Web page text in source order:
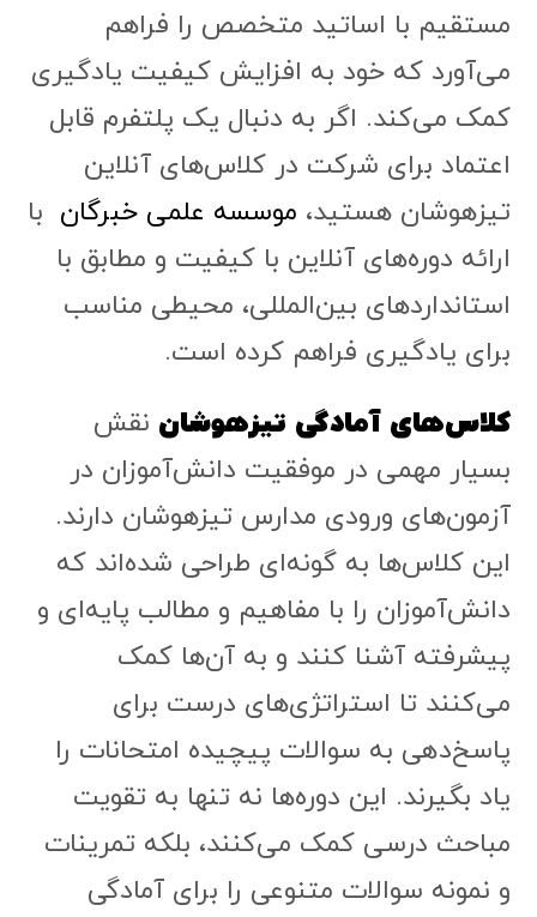
مستقیم با اساتید متخصص را فراهم
می‌آورد که خود به افزایش کیفیت یادگیری
کمک می‌کند. اگر به دنبال یک پلتفرم قابل
اعتماد برای شرکت در کلاس‌های آنلاین
تیزهوشان هستید، موسسه علمی خبرگان با
ارائه دوره‌های آنلاین با کیفیت و مطابق با
استانداردهای بین‌المللی، محیطی مناسب
برای یادگیری فراهم کرده است.
کلاس‌های آمادگی تیزهوشان نقش
بسیار مهمی در موفقیت دانش‌آموزان در
آزمون‌های ورودی مدارس تیزهوشان دارند.
این کلاس‌ها به گونه‌ای طراحی شده‌اند که
دانش‌آموزان را با مفاهیم و مطالب پایه‌ای و
پیشرفته آشنا کنند و به آن‌ها کمک
می‌کنند تا استراتژی‌های درست برای
پاسخ‌دهی به سوالات پیچیده امتحانات را
یاد بگیرند. این دوره‌ها نه تنها به تقویت
مباحث درسی کمک می‌کنند، بلکه تمرینات
و نمونه سوالات متنوعی را برای آمادگی